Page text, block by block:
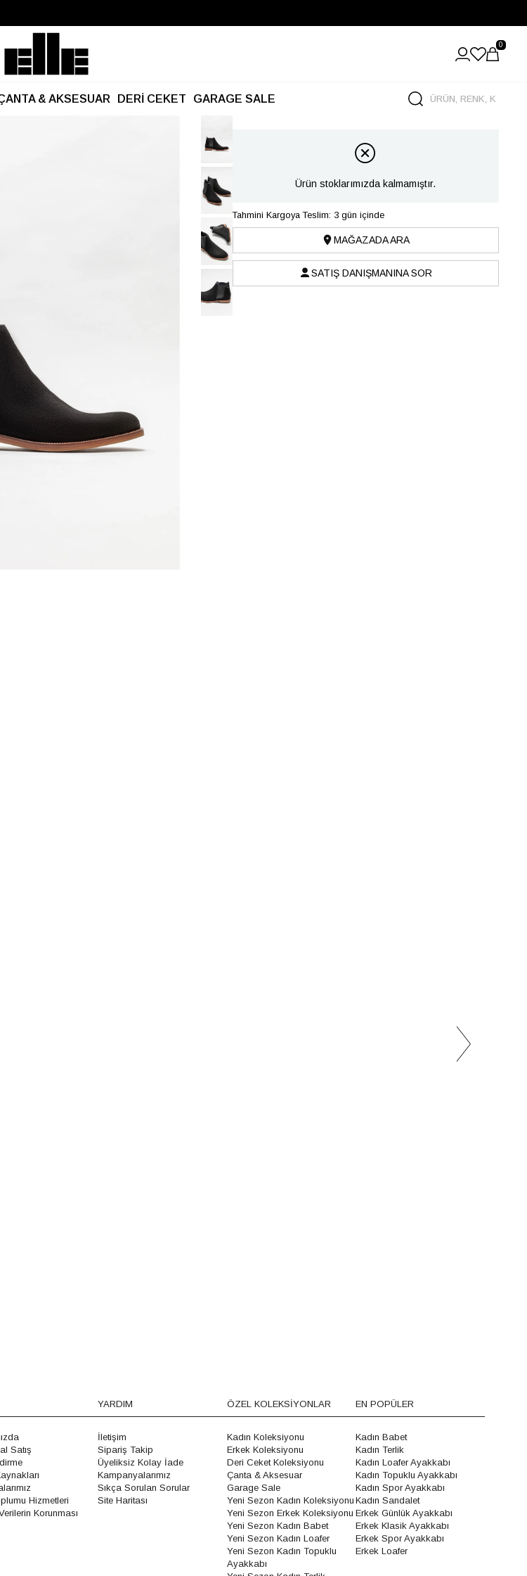
Kargo Ücretsiz!
0
& AKSESUAR DERİ CEKET GARAGE SALE
Ürün stoklarımızda kalmamıştır.
Tahmini Kargoya Teslim: 3 gün içinde
MAĞAZADA ARA
SATIŞ DANIŞMANINA SOR
Satış
Hizmetleri
Korunması
YARDIM
İletişim
Sipariş Takip
Üyeliksiz Kolay İade
Kampanyalarımız
Sıkça Sorulan Sorular
Site Haritası
ÖZEL KOLEKSİYONLAR
Kadın Koleksiyonu
Erkek Koleksiyonu
Deri Ceket Koleksiyonu
Çanta & Aksesuar
Garage Sale
Yeni Sezon Kadın Koleksiyonu
Yeni Sezon Erkek Koleksiyonu
Yeni Sezon Kadın Babet
Yeni Sezon Kadın Loafer
Yeni Sezon Kadın Topuklu
Ayakkabı
EN POPÜLER
Kadın Babet
Kadın Terlik
Kadın Loafer Ayakkabı
Kadın Topuklu Ayakkabı
Kadın Spor Ayakkabı
Kadın Sandalet
Erkek Günlük Ayakkabı
Erkek Klasik Ayakkabı
Erkek Spor Ayakkabı
Erkek Loafer